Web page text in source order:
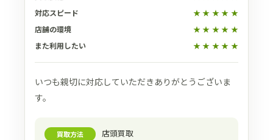
対応スピード
★★ ★★ ★
店舗の環境
★★ ★★ ★
また利用したい
★★ ★★ ★
いつも親切に対応していただきありがとうございま
す。
買取方法 店頭買取